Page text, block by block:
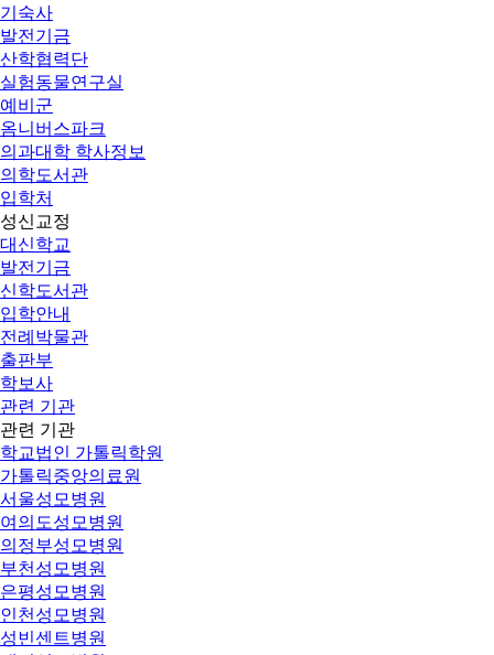
기숙사
발전기금
산학협력단
실험동물연구실
예비군
옴니버스파크
의과대학 학사정보
의학도서관
입학처
성신교정
대신학교
발전기금
신학도서관
입학안내
전례박물관
출판부
학보사
관련 기관
관련 기관
학교법인 가톨릭학원
가톨릭중앙의료원
서울성모병원
여의도성모병원
의정부성모병원
부천성모병원
은평성모병원
인천성모병원
성빈센트병원